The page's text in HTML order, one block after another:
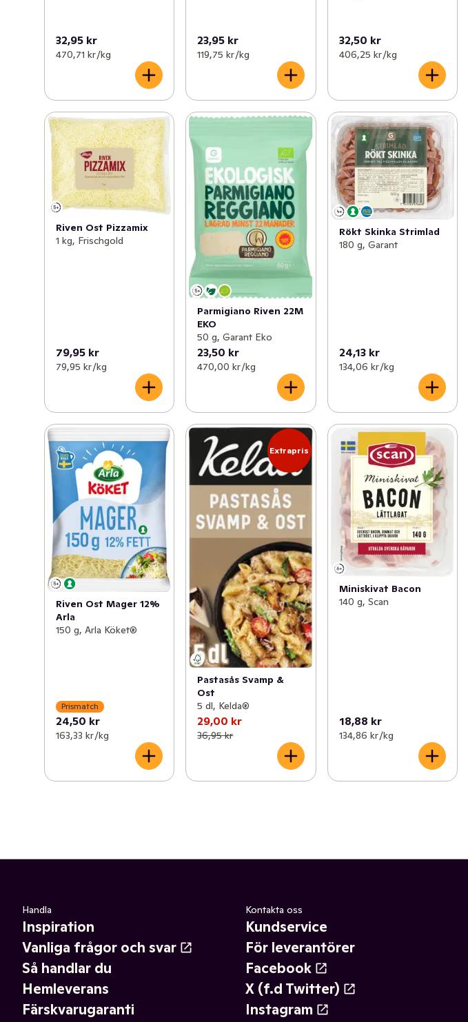
32,95 kr
470,71 kr /kg
23,95 kr
119,75 kr /kg
32,50 kr
406,25 kr /kg
Riven Ost Pizzamix
1 kg, Frischgold
79,95 kr
79,95 kr /kg
Parmigiano Riven 22M
EKO
50 g, Garant Eko
23,50 kr
470,00 kr /kg
Rökt Skinka Strimlad
180 g, Garant
24,13 kr
134,06 kr /kg
Riven Ost Mager 12%
Arla
150 g, Arla Köket®
Prismatch
24,50 kr
163,33 kr /kg
Extrapris
Pastasås Svamp &
Ost
5 dl, Kelda®
29,00 kr
36,95 kr
Miniskivat Bacon
140 g, Scan
18,88 kr
134,86 kr /kg
Handla
Inspiration
Vanliga frågor och svar
Så handlar du
Hemleverans
Färskvarugaranti
Kontakta oss
Kundservice
För leverantörer
Facebook
X (f.d Twitter)
Instagram